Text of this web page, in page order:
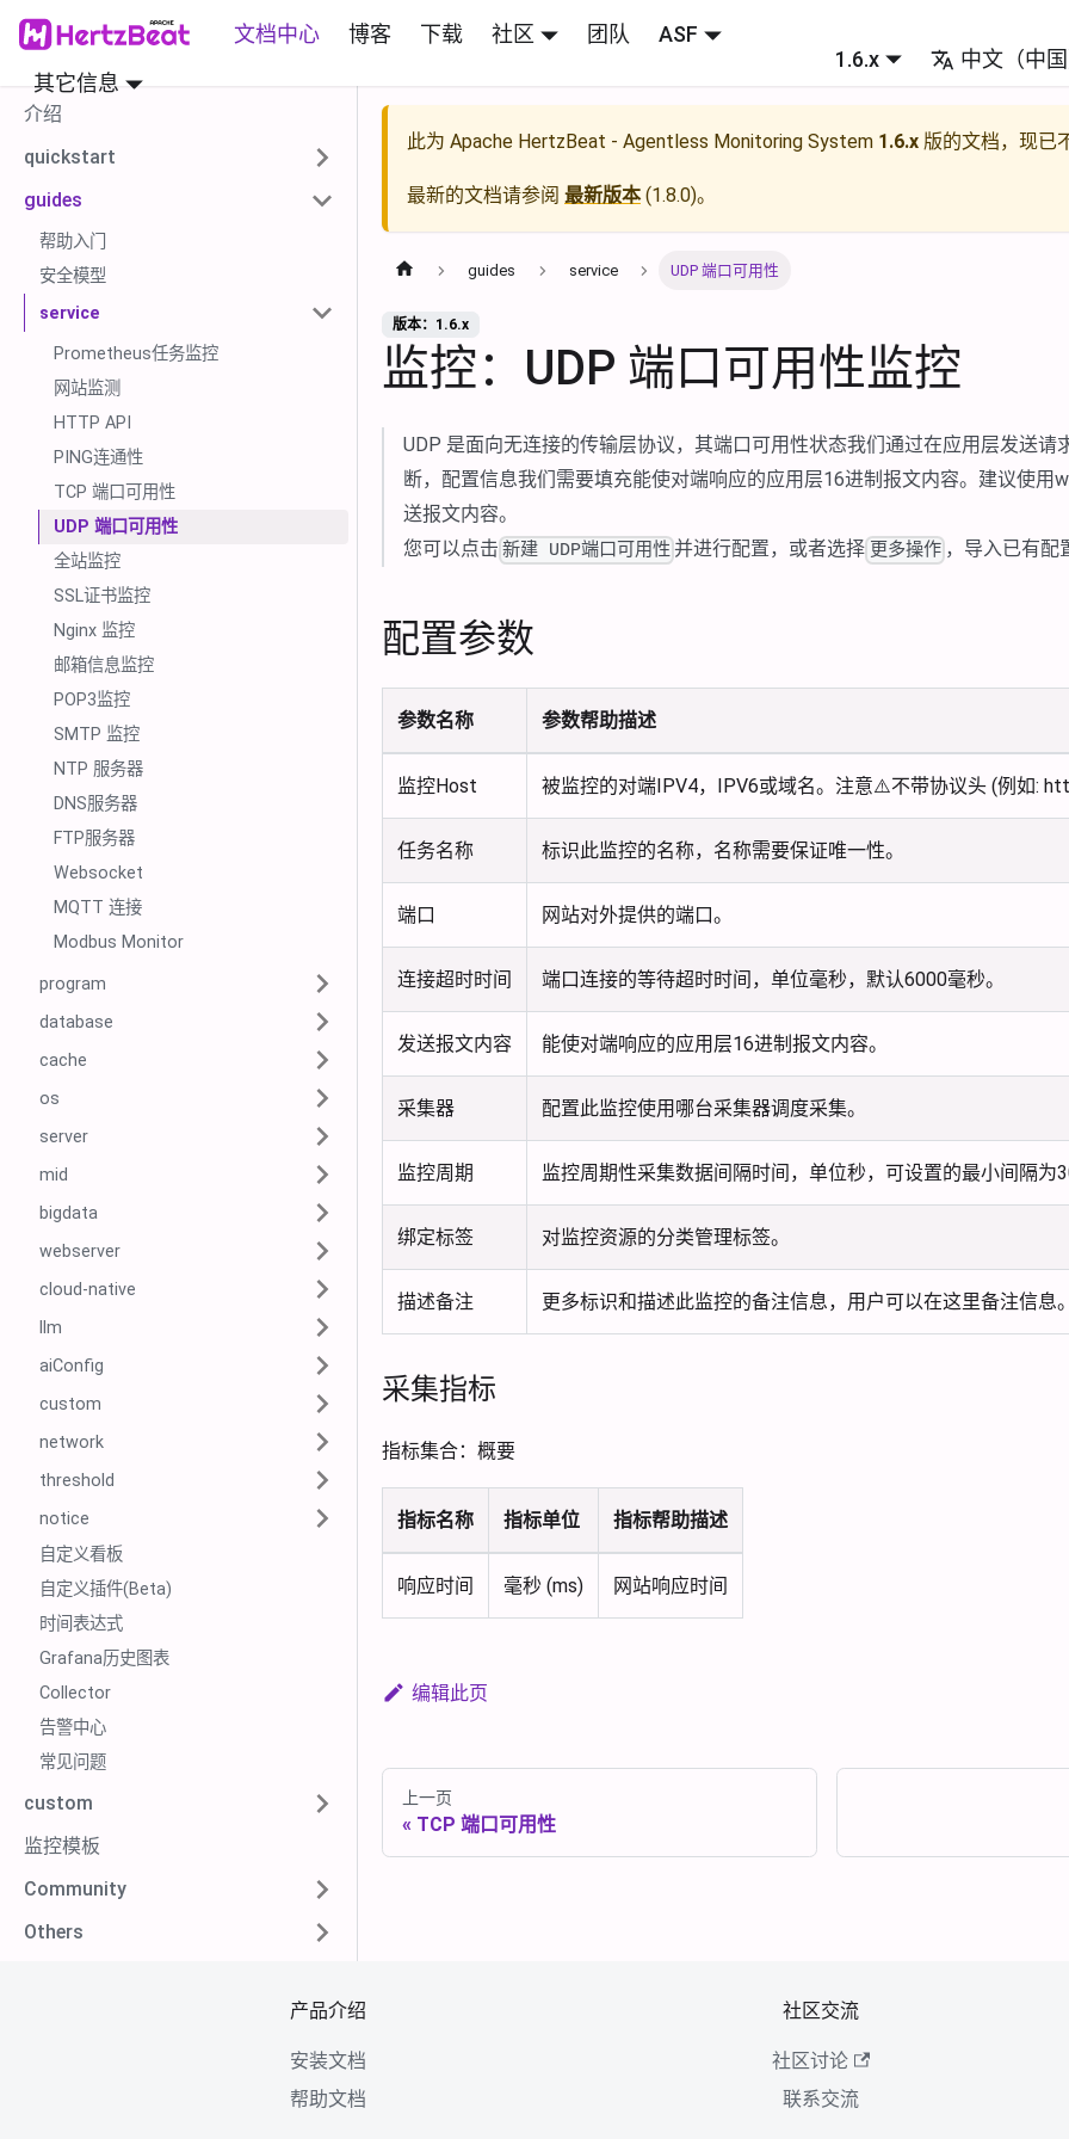
文档中心 博客 下载 社区 团队
ASF
其它信息
1.6.x 中文（中国
介绍
quickstart
guides
帮助入门
安全模型
service
Prometheus任务监控
网站监测
HTTP API
PING连通性
TCP 端口可用性
UDP 端口可用性
全站监控
SSL证书监控
Nginx 监控
邮箱信息监控
POP3监控
SMTP 监控
NTP 服务器
DNS服务器
FTP服务器
Websocket
MQTT 连接
Modbus Monitor
program
database
cache
os
server
mid
bigdata
webserver
cloud-native
llm
aiConfig
custom
network
threshold
notice
自定义看板
自定义插件(Beta)
时间表达式
Grafana历史图表
Collector
告警中心
常见问题
custom
监控模板
Community
Others
此为 Apache HertzBeat - Agentless Monitoring System 1.6.x 版的文档，现已
最新的文档请参阅 最新版本(1.8.0)。
guides service UDP 端口可用性
版本：1.6.x
监控：UDP 端口可用性监控
UDP 是面向无连接的传输层协议，其端口可用性状态我们通过在应用层发送请
断，配置信息我们需要填充能使对端响应的应用层16进制报文内容。建议使用
送报文内容。
您可以点击 新建 UDP端口可用性并进行配置，或者选择 更多操作，导入已有配
配置参数
参数名称 参数帮助描述
监控Host 被监控的对端IPV4，IPV6或域名。注意⚠️不带协议头 (例如:
任务名称 标识此监控的名称，名称需要保证唯一性。
端口 网站对外提供的端口。
连接超时时间 端口连接的等待超时时间，单位毫秒，默认6000毫秒。
发送报文内容 能使对端响应的应用层16进制报文内容。
采集器 配置此监控使用哪台采集器调度采集。
监控周期 监控周期性采集数据间隔时间，单位秒，可设置的最小间隔为
绑定标签 对监控资源的分类管理标签。
描述备注 更多标识和描述此监控的备注信息，用户可以在这里备注信息。
采集指标
指标集合：概要
指标名称 指标单位 指标帮助描述
响应时间 毫秒 (ms) 网站响应时间
编辑此页
上一页
TCP 端口可用性
产品介绍
安装文档
帮助文档
社区交流
社区讨论
联系交流